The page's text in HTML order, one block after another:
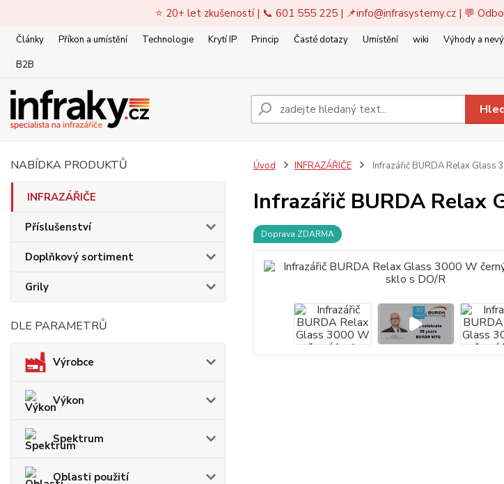
⭐ 20+ let zkušeností | 📞 601 555 225 | 📌info@infrasystemy.cz| 💬
Články Příkon a umístění Technologie Krytí IP Princip Časté dotazy Umístění wiki Výhody a
B2B
NABÍDKA PRODUKTŮ
INFRAZÁŘIČE
Příslušenství
Doplňkový sortiment
Grily
DLE PARAMETRŮ
Výrobce
Výkon
Spektrum
Oblasti použití
Úvod INFRAZÁŘIČE Infrazářič BURDA Relax Glass
Infrazářič BURDA Relax
Doprava ZDARMA